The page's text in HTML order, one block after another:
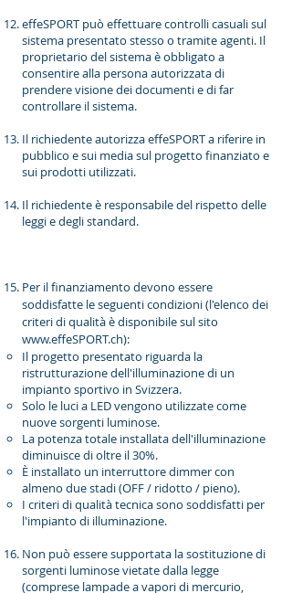
effeSPORT può effettuare controlli casuali sul
sistema presentato stesso o tramite agenti. Il
proprietario del sistema è obbligato a
consentire alla persona autorizzata di
prendere visione dei documenti e di far
controllare il sistema.
Il richiedente autorizza effeSPORT a riferire in
pubblico e sui media sul progetto finanziato e
sui prodotti utilizzati.
Il richiedente è responsabile del rispetto delle
leggi e degli standard.
Per il finanziamento devono essere
soddisfatte le seguenti condizioni (l'elenco dei
criteri di qualità è disponibile sul sito
www.effeSPORT.ch):
Il progetto presentato riguarda la
ristrutturazione dell'illuminazione di un
impianto sportivo in Svizzera.
Solo le luci a LED vengono utilizzate come
nuove sorgenti luminose.
La potenza totale installata dell'illuminazione
diminuisce di oltre il 30%.
È installato un interruttore dimmer con
almeno due stadi (OFF / ridotto / pieno).
I criteri di qualità tecnica sono soddisfatti per
l'impianto di illuminazione.
Non può essere supportata la sostituzione di
sorgenti luminose vietate dalla legge
(comprese lampade a vapori di mercurio,